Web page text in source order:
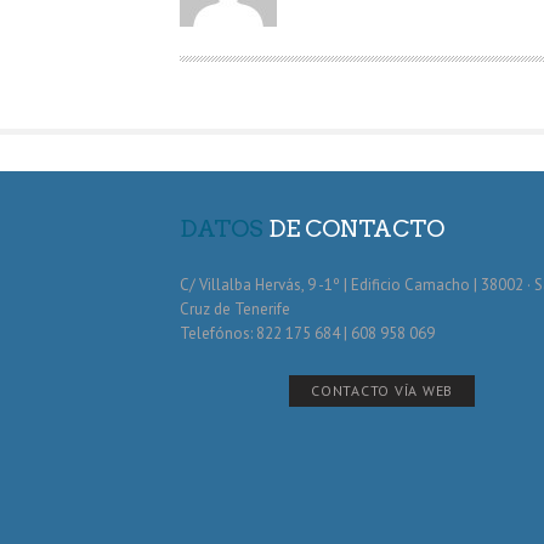
R
DATOS DE CONTACTO
C/ Villalba Hervás, 9 -1º | Edificio Camacho | 38002 ·
Cruz de Tenerife
Telefónos: 822 175 684 | 608 958 069
CONTACTO VÍA WEB